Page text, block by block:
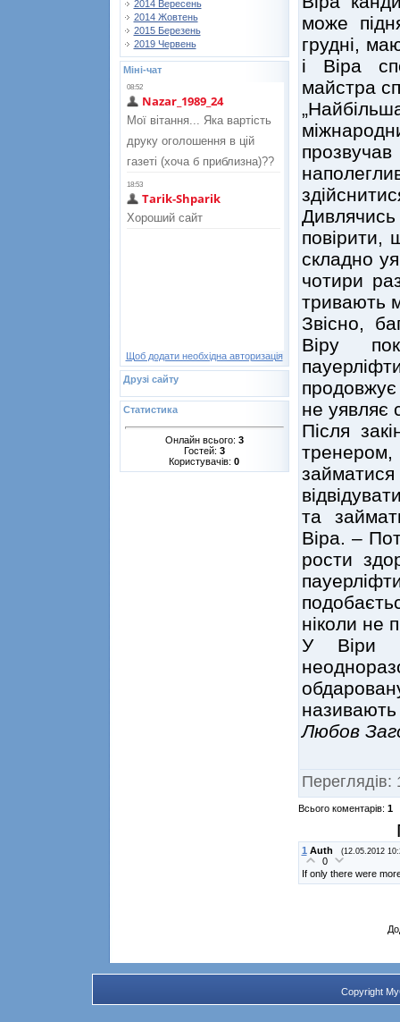
2014 Вересень
2014 Жовтень
2015 Березень
2019 Червень
Міні-чат
Щоб додати необхідна авторизація
Друзі сайту
Статистика
Онлайн всього: 3
Гостей: 3
Користувачів: 0
може
грудні,
і Віра
майстра
повірити,
складно
чотири
тривають
Звісно,
Віру
не уявляє
Після
та
Віра. –
рости
ніколи не
У Віри
називають
Любов
Переглядів:
Всього коментарів: 1
1 Auth (12.05.2012
0
If only there were
Copyright